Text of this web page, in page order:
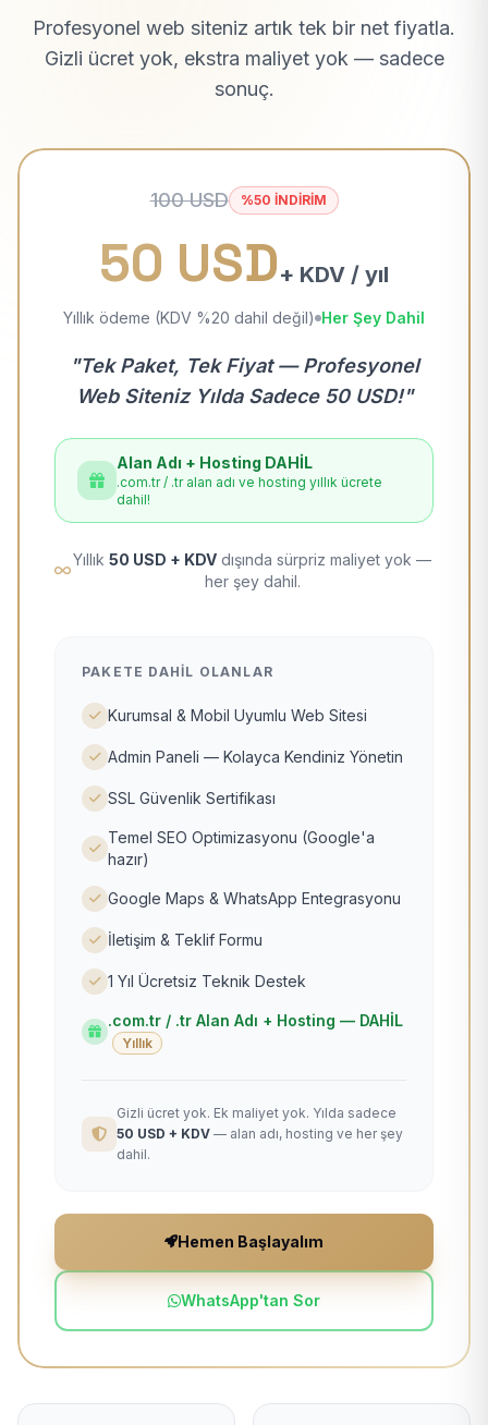
Profesyonel web siteniz artık tek bir net fiyatla.
Gizli ücret yok, ekstra maliyet yok — sadece
sonuç.
100 USD %50 İNDİRİM
50 USD+ KDV / yıl
Yıllık ödeme (KDV %20 dahil değil) Her Şey Dahil
"Tek Paket, Tek Fiyat — Profesyonel
Web Siteniz Yılda Sadece 50 USD!"
Alan Adı + Hosting DAHİL
.com.tr / .tr alan adı ve hosting yıllık ücrete
dahil!
Yıllık 50 USD + KDV dışında sürpriz maliyet yok —
her şey dahil.
PAKETE DAHIL OLANLAR
Kurumsal & Mobil Uyumlu Web Sitesi
Admin Paneli — Kolayca Kendiniz Yönetin
SSL Güvenlik Sertifikası
Temel SEO Optimizasyonu (Google'a
hazır)
Google Maps & WhatsApp Entegrasyonu
İletişim & Teklif Formu
1 Yıl Ücretsiz Teknik Destek
.com.tr / .tr Alan Adı + Hosting — DAHİL
Yıllık
Gizli ücret yok. Ek maliyet yok. Yılda sadece
50 USD + KDV — alan adı, hosting ve her şey
dahil.
Hemen Başlayalım
WhatsApp'tan Sor